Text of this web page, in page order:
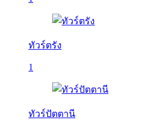
ทัวร์ตรัง
1
ทัวร์ปัตตานี